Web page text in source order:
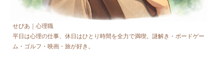
せぴあ｜心理職
平日は心理の仕事、休日はひとり時間を全力で満喫。謎解き・ボードゲー
ム・ゴルフ・映画・旅が好き。